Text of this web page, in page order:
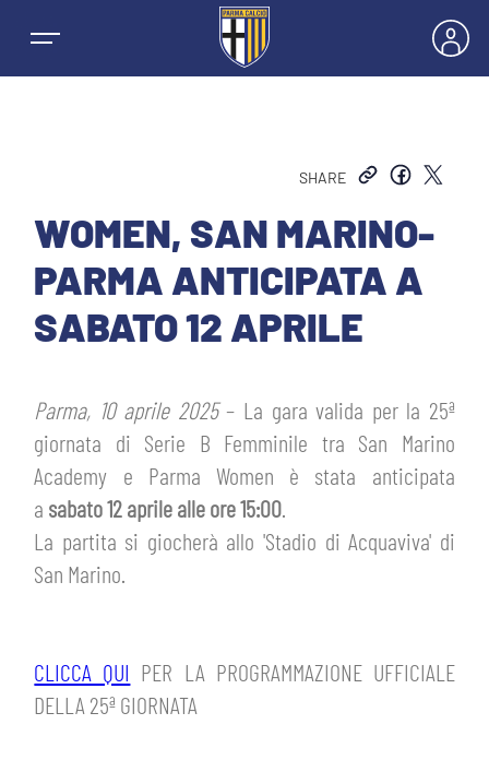
NEWS
SQUADRE
PRIMA SQUADRA MASCHILE
PRIMA SQUADRA FEMMINILE
GIOVANILE MASCHILE
GIOVANILE FEMMINILE
MASCHILE
FEMMINILE
HOSPITALITY
HOSPITALITY
MUSEUM CLUB EXPERIENCE
BIGLIETTI
ABBONAMENTI
TARDINI CARD
ESPORTS
SHARE
WOMEN, SAN MARINO-
PARMA ANTICIPATA A
SABATO 12 APRILE
Parma, 10 aprile 2025– La gara valida per la 25ª
giornata di Serie B Femminile tra San Marino
Academy e Parma Women è stata anticipata
a sabato 12 aprile alle ore 15:00
La partita si giocherà allo 'Stadio di Acquaviva' di
San Marino.
CLICCA QUI PER LA PROGRAMMAZIONE UFFICIALE
DELLA 25ª GIORNATA